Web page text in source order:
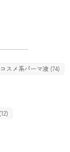
スメ系パーマ液 (74)
(12)